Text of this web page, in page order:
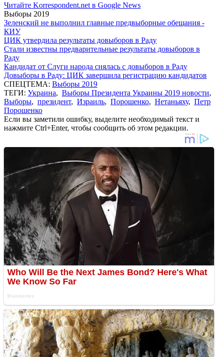
Читайте Korrespondent.net в Google News
Выборы 2019
Зеленский не выполнил главные предвыборные обещания -
КИУ
ЦИК утвердила результаты довыборов в Раду
Стали известны предварительные результаты довыборов в
Раду
Кандидат от Слуги народа снялась с довыборов в Раду
Довыборы в Раду: ЦИК завершила регистрацию кандидатов
СПЕЦТЕМА: Выборы 2019
ТЕГИ: Украина, Выборы Президента Украины 2019 новости,
Выборы, президент, Израиль, Порошенко, Нетаньяху, Петр
Порошенко
Если вы заметили ошибку, выделите необходимый текст и
нажмите Ctrl+Enter, чтобы сообщить об этом редакции.